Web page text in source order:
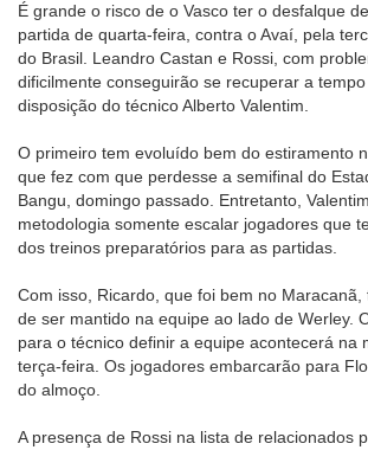
É grande o risco de o Vasco ter o desfalque
partida de quarta-feira, contra o Avaí, pela
do Brasil. Leandro Castan e Rossi, com
dificilmente conseguirão se recuperar a
disposição do técnico Alberto Valentim.
O primeiro tem evoluído bem do estiramento
que fez com que perdesse a semifinal do
Bangu, domingo passado. Entretanto,
metodologia somente escalar jogadores que
dos treinos preparatórios para as partidas.
Com isso, Ricardo, que foi bem no
de ser mantido na equipe ao lado de Werley.
para o técnico definir a equipe acontecerá na
terça-feira. Os jogadores embarcarão para
do almoço.
A presença de Rossi na lista de relacionados